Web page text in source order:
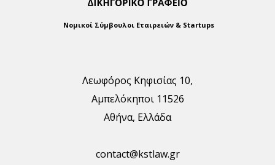
Νομικοί Σύμβουλοι Εταιρειών & Startups
Λεωφόρος Κηφισίας 10,
Αμπελόκηποι 11526
Αθήνα, Ελλάδα
contact@kstlaw.gr